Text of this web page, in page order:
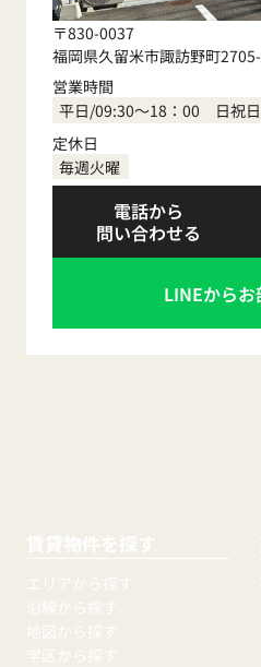
〒830-0037
福岡県久留米市諏訪野町
営業時間
平日/09:30～18：00 日祝
定休日
毎週火曜
電話から
問い合わせる
LINEからお
賃貸物件を探す
エリアから探す
沿線から探す
地図から探す
学区から探す